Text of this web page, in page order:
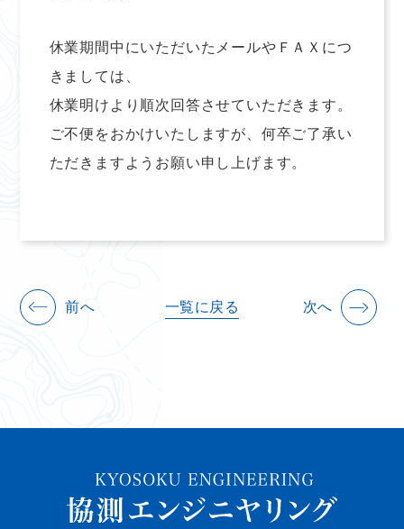
休業期間中にいただいたメールやＦＡＸにつ
きましては、
休業明けより順次回答させていただきます。
ご不便をおかけいたしますが、何卒ご了承い
ただきますようお願い申し上げます。
前へ 一覧に戻る 次へ